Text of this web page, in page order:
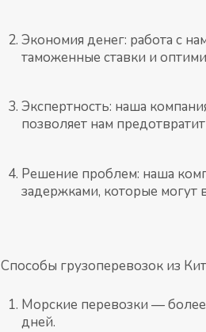
Экономия денег: работа с
таможенные ставки и
Экспертность: наша
позволяет нам
Решение проблем: наша
задержками, которые могут
Способы грузоперевозок из
Морские перевозки —
дней.